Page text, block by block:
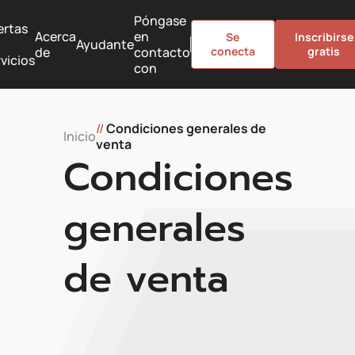
Acerca
de
Ayudante
Póngase
en
contacto
con
Se
conecta
Inscribirse
gratis
Inicio//Condiciones generales de
venta
Condiciones
generales
de venta